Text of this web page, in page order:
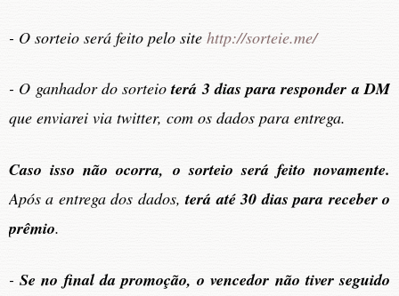
- O sorteio será feito pelo site http://sorteie.me/
- O ganhador do sorteioterá 3 dias para responder a DM
que enviarei via twitter, com os dados para entrega.
Caso isso não ocorra, o sorteio será feito novamente.
Após a entrega dos dados,terá até 30 dias para receber o
prêmio.
-Se no final da promoção, o vencedor não tiver seguido